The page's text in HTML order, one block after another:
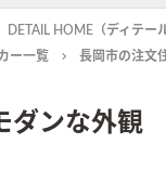
DETAIL HOME（ディテ
ー一覧 長岡市の注文
ダンな外観